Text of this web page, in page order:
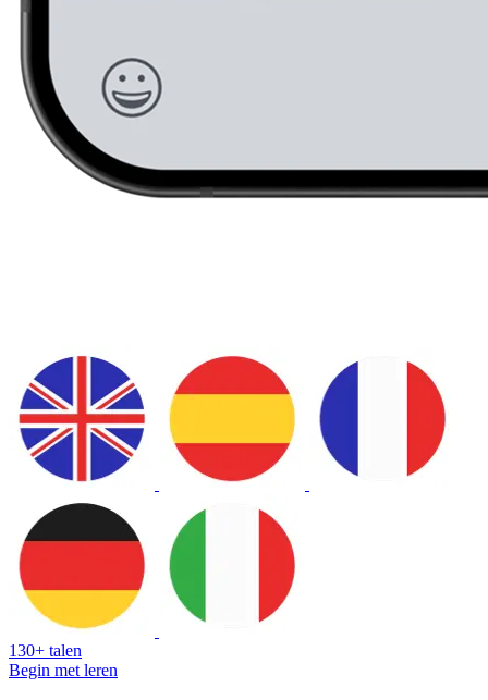
130+ talen
Begin met leren